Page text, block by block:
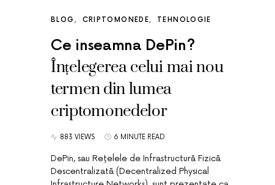
BLOG CRIPTOMONEDE TEHNOLOGIE
Ce inseamna DePin?
Înțelegerea celui mai nou
termen din lumea
criptomonedelor
883 VIEWS 6 MINUTE READ
DePin, sau Rețelele de Infrastructură Fizică
Descentralizată (Decentralized Physical